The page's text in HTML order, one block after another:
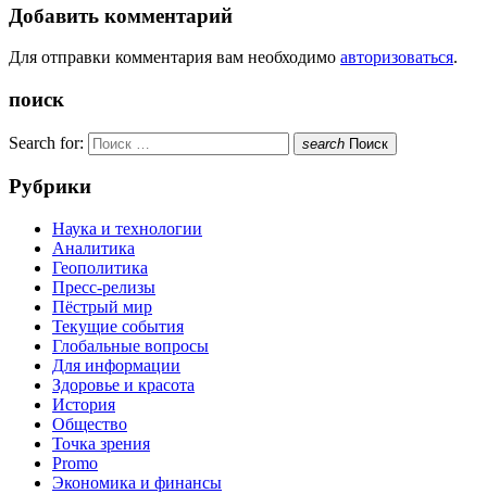
Добавить комментарий
Для отправки комментария вам необходимо авторизоваться.
поиск
Search for: search Поиск
Рубрики
Наука и технологии
Аналитика
Геополитика
Пресс-релизы
Пёстрый мир
Текущие события
Глобальные вопросы
Для информации
Здоровье и красота
История
Общество
Точка зрения
Promo
Экономика и финансы